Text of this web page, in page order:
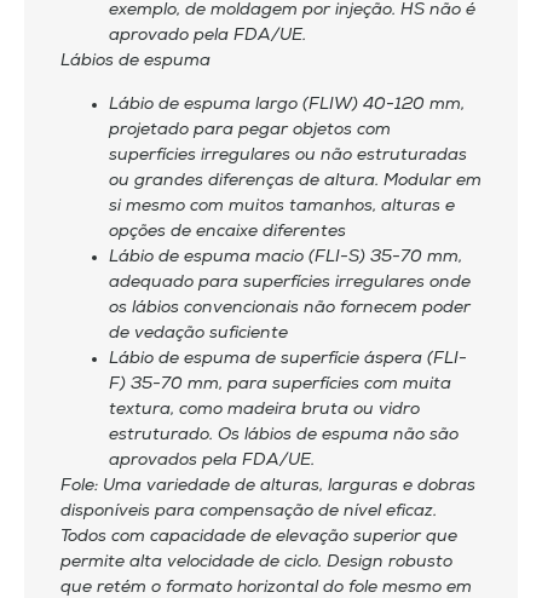
exemplo, de moldagem por injeção. HS não é
aprovado pela FDA/UE.
Lábios de espuma
Lábio de espuma largo (FLIW) 40-120 mm,
projetado para pegar objetos com
superfícies irregulares ou não estruturadas
ou grandes diferenças de altura. Modular em
si mesmo com muitos tamanhos, alturas e
opções de encaixe diferentes
Lábio de espuma macio (FLI-S) 35-70 mm,
adequado para superfícies irregulares onde
os lábios convencionais não fornecem poder
de vedação suficiente
Lábio de espuma de superfície áspera (FLI-
F) 35-70 mm, para superfícies com muita
textura, como madeira bruta ou vidro
estruturado. Os lábios de espuma não são
aprovados pela FDA/UE.
Fole: Uma variedade de alturas, larguras e dobras
disponíveis para compensação de nível eficaz.
Todos com capacidade de elevação superior que
permite alta velocidade de ciclo. Design robusto
que retém o formato horizontal do fole mesmo em